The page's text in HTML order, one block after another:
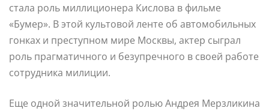
стала роль миллиционера Кислова в фильме
«Бумер». В этой культовой ленте об автомобильных
гонках и преступном мире Москвы, актер сыграл
роль прагматичного и безупречного в своей работе
сотрудника милиции.
Еще одной значительной ролью Андрея Мерзликина